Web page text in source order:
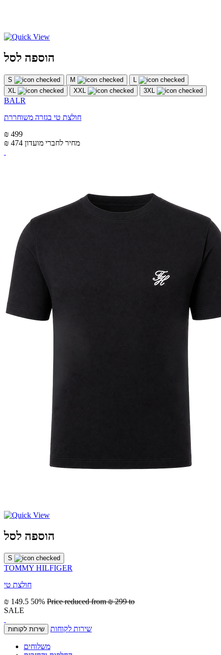
הוספה לסל
S M
L
XL
XXL 3XL
BALR
חולצת טי בגזרה משוחררת
₪ 499
₪ 474 מחיר לחברי מועדון
הוספה לסל
S
TOMMY HILFIGER
חולצת טי
₪ 149.5 50% Price reduced from₪ 299 to
SALE
שירות לקוחות שירות לקוחות
משלוחים